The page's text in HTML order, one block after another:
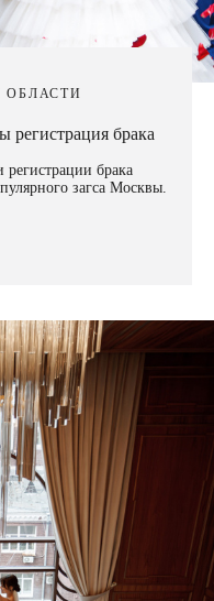
брака
регистрации брака
загса Москвы.